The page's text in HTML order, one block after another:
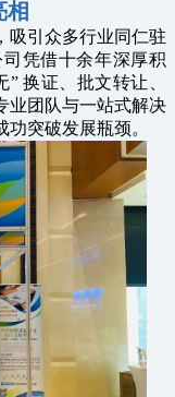
相
引众多行业同仁驻
凭借十余年深厚积
换证、批文转让、
业团队与一站式解决
功突破发展瓶颈。